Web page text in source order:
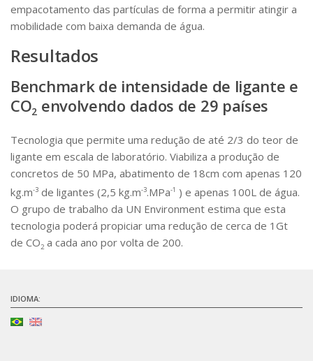
INCT (CEMtec)
EMBRAPII (MCE)
Revestimentos frios (CBSF)
Projeto Crescimento
SBTA 2017
LME: Laboratório Multiusuário
Publicações
empacotamento das partículas de forma a permitir atingir a
mobilidade com baixa demanda de água.
Resultados
Benchmark de intensidade de ligante e
CO2 envolvendo dados de 29 países
Tecnologia que permite uma redução de até 2/3 do teor de
ligante em escala de laboratório. Viabiliza a produção de
concretos de 50 MPa, abatimento de 18cm com apenas 120
kg.m-3 de ligantes (2,5 kg.m-3.MPa-1 ) e apenas 100L de água.
O grupo de trabalho da UN Environment estima que esta
tecnologia poderá propiciar uma redução de cerca de 1Gt
de CO2 a cada ano por volta de 200.
IDIOMA: